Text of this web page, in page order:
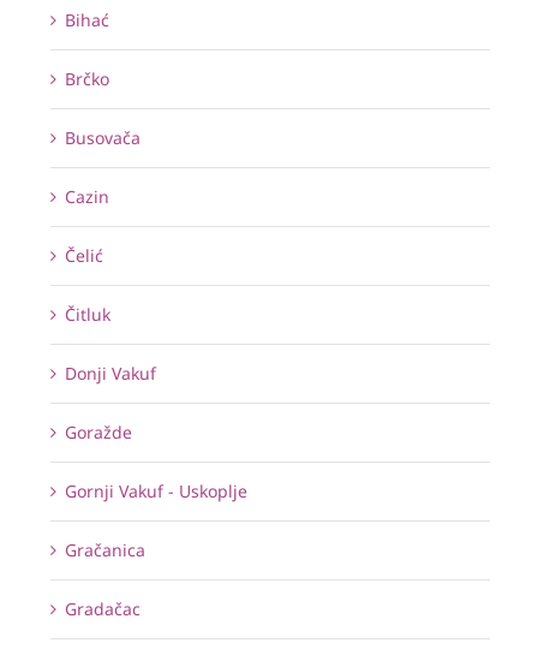
Bihać
Brčko
Busovača
Cazin
Čelić
Čitluk
Donji Vakuf
Goražde
Gornji Vakuf - Uskoplje
Gračanica
Gradačac